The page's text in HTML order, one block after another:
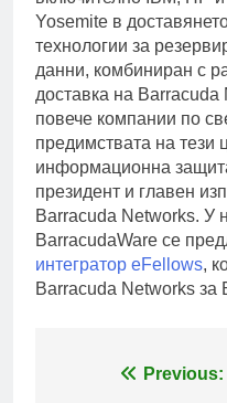
Yosemite в
технологии за
данни, комбиниран с
доставка на
повече компании по
предимствата на тези
информационна
президент и главен
Barracuda Networks. У
BarracudaWare се
интегратор eFellows,
Barracuda Networks за
Previous: